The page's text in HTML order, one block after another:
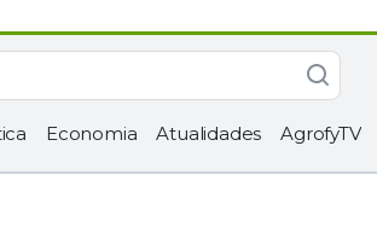
Economia Atualidades AgrofyTV